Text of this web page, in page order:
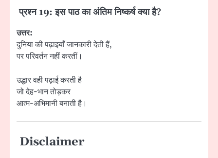
प्रश्न 19: इस पाठ का अंतिम निष्कर्ष क्या है?
उत्तर:
दुनिया की पढ़ाइयाँ जानकारी देती हैं,
पर परिवर्तन नहीं करतीं।
उद्धार वही पढ़ाई करती है
जो देह-भान तोड़कर
आत्म-अभिमानी बनाती है।
Disclaimer